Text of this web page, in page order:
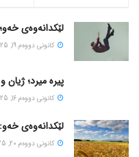
لێکدانەوەی
كانونی دووه‌م 19, 2025
پیره میرد؛ ژیان
كانونی دووه‌م 16, 2025
لێکدانەوەی
كانونی دووه‌م 20, 2025